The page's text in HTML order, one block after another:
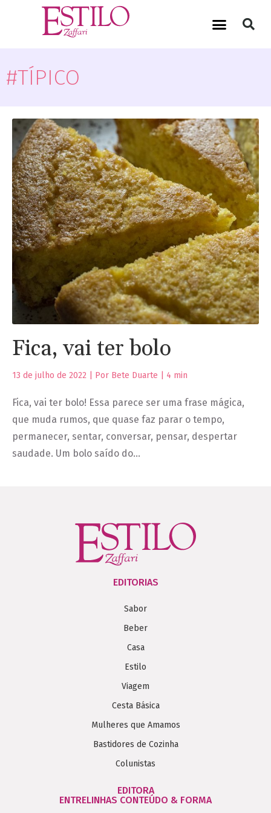
#TÍPICO
Fica, vai ter bolo
13 de julho de 2022 | Por Bete Duarte | 4 min
Fica, vai ter bolo! Essa parece ser uma frase mágica,
que muda rumos, que quase faz parar o tempo,
permanecer, sentar, conversar, pensar, despertar
saudade. Um bolo saído do…
EDITORIAS
Sabor
Beber
Casa
Estilo
Viagem
Cesta Básica
Mulheres que Amamos
Bastidores de Cozinha
Colunistas
EDITORA
ENTRELINHAS CONTEÚDO & FORMA